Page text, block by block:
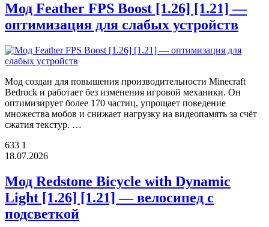
Мод Feather FPS Boost [1.26] [1.21] —
оптимизация для слабых устройств
Мод создан для повышения производительности Minecraft
Bedrock и работает без изменения игровой механики. Он
оптимизирует более 170 частиц, упрощает поведение
множества мобов и снижает нагрузку на видеопамять за счёт
сжатия текстур. …
633 1
18.07.2026
Мод Redstone Bicycle with Dynamic
Light [1.26] [1.21] — велосипед с
подсветкой